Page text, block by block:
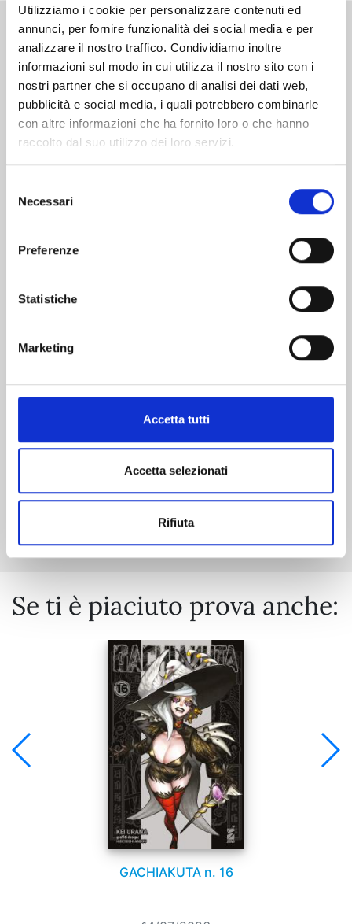
Utilizziamo i cookie per personalizzare contenuti ed
annunci, per fornire funzionalità dei social media e per
analizzare il nostro traffico. Condividiamo inoltre
informazioni sul modo in cui utilizza il nostro sito con i
nostri partner che si occupano di analisi dei dati web,
pubblicità e social media, i quali potrebbero combinarle
con altre informazioni che ha fornito loro o che hanno
raccolto dal suo utilizzo dei loro servizi.
delNecessari
Preferenze
Statistiche
Marketing
Accetta tutti
Accetta selezionati
Rifiuta
Altri volumi della serie
Mostra tutto
Se ti è piaciuto prova anche:
GACHIAKUTA n. 16